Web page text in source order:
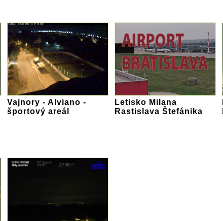
Vajnory - Alviano -
športový areál
Letisko Milana
Rastislava Štefánika